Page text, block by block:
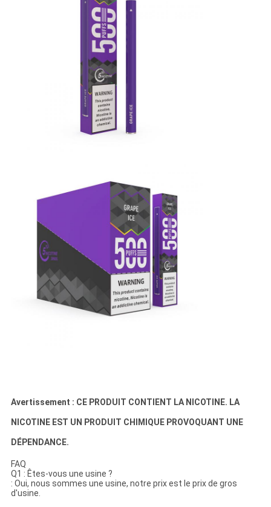
Avertissement : CE PRODUIT CONTIENT LA NICOTINE. LA
NICOTINE EST UN PRODUIT CHIMIQUE PROVOQUANT UNE
DÉPENDANCE.
FAQ
Q1 : Êtes-vous une usine ?
: Oui, nous sommes une usine, notre prix est le prix de gros
d'usine.